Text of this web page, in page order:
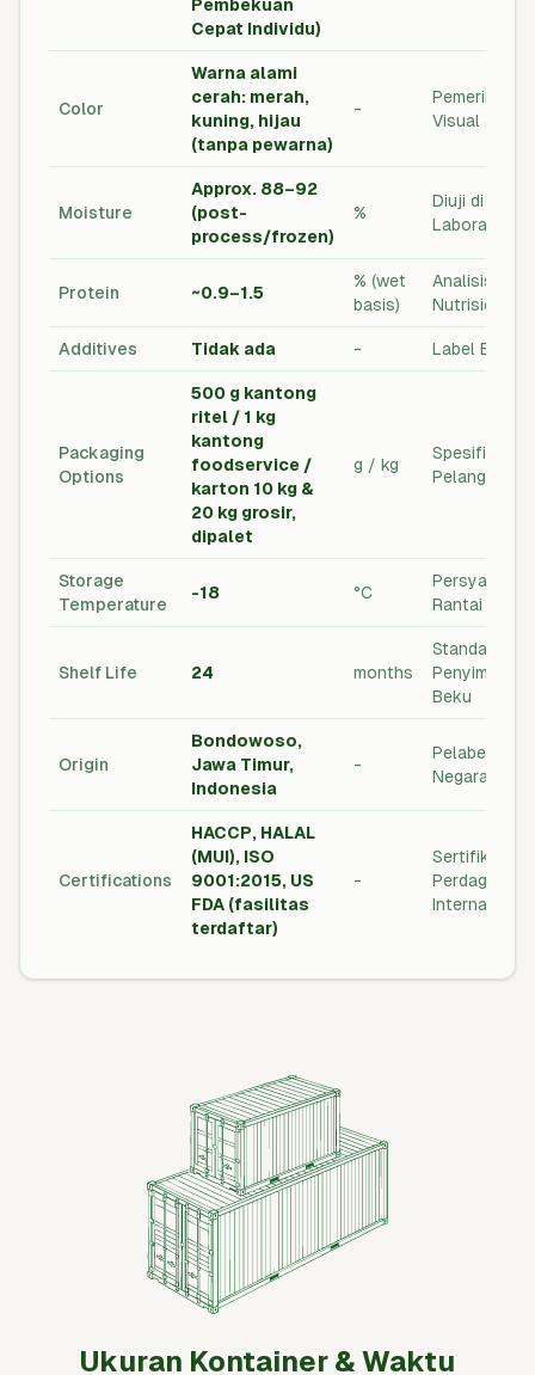
Pembekuan
Cepat Individu)
Color
Warna alami
cerah: merah,
kuning, hijau
(tanpa pewarna)
-
Pemeriksaan
Visual & QC
Moisture
Approx. 88–92
(post-
process/frozen)
%
Diuji di
Laboratorium
Protein ~0.9–1.5
% (wet
basis)
Analisis
Nutrisional
Additives Tidak ada - Label Bersih
Packaging
Options
500 g kantong
ritel / 1 kg
kantong
foodservice /
karton 10 kg &
20 kg grosir,
dipalet
g / kg
Spesifikasi
Pelanggan
Storage
Temperature
-18 °C
Persyaratan
Rantai Dingin
Shelf Life 24 months
Standar
Penyimpanan
Beku
Origin
Bondowoso,
Jawa Timur,
Indonesia
-
Pelabelan
Negara Asal
Certifications
HACCP, HALAL
(MUI), ISO
9001:2015, US
FDA (fasilitas
terdaftar)
-
Sertifikasi
Perdagangan
Internasional
Ukuran Kontainer & Waktu